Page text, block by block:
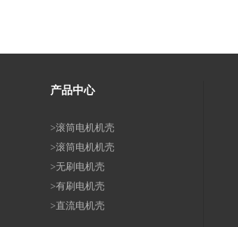
产品中心
>滚筒电机机壳
>滚筒电机机壳
>无刷电机壳
>有刷电机壳
>直流电机壳